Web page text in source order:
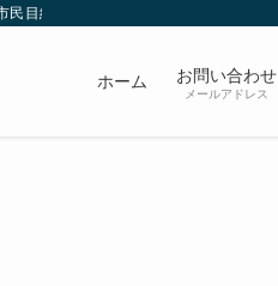
目線で発信していきます。
ホーム お問い合わせ
メールアドレス